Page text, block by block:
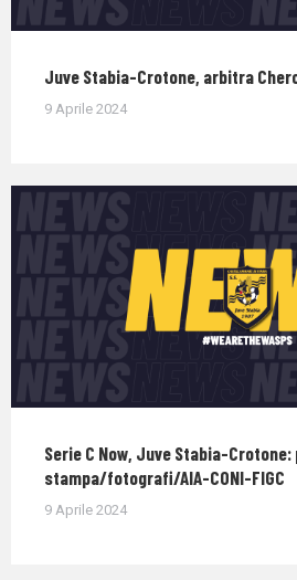
Juve Stabia-Crotone, arbitra
9 Aprile 2024
Serie C Now, Juve Stabia-
stampa/fotografi/AIA-CONI-FIGC
9 Aprile 2024